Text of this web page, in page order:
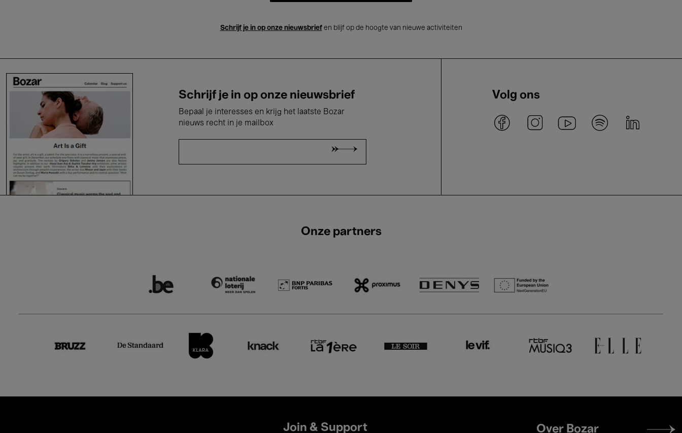
Schrijf je in op onze nieuwsbriefen blijf op de hoogte van nieuwe activiteiten
Schrijf je in op onze nieuwsbrief
Bepaal je interesses en krijg het laatste Bozar
nieuws recht in je mailbox
Volg ons
Onze partners
Join & Support
Footer
Over Bozar